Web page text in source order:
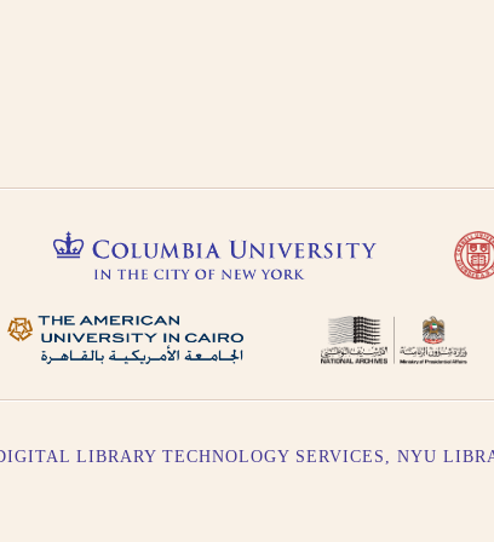
أو بدونها
من الكلمة في الترجمة الصوتية باستثناء حالة
LIBRARY TECHNOLOGY SERVICES, NYU